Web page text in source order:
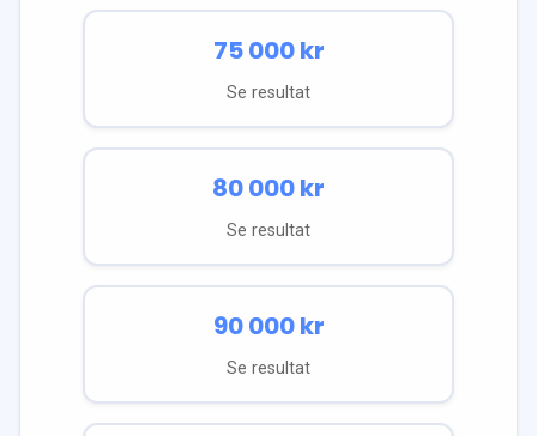
75 000kr
Se resultat
80 000kr
Se resultat
90 000kr
Se resultat